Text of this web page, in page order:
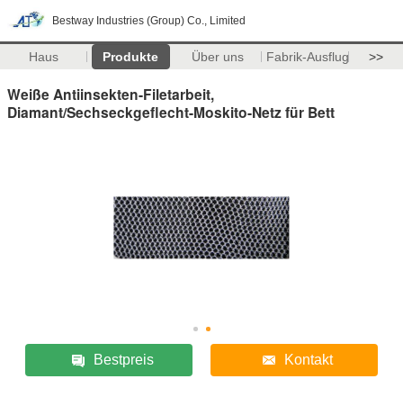
Bestway Industries (Group) Co., Limited
Haus Produkte Über uns Fabrik-Ausflug >>
Weiße Antiinsekten-Filetarbeit,
Diamant/Sechseckgeflecht-Moskito-Netz für Bett
Bestpreis Kontakt